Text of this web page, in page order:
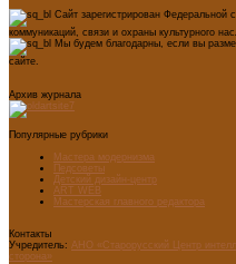
Сайт зарегистрирован Федеральной
коммуникаций, связи и охраны культурного
Мы будем благодарны, если вы
сайте.
Архив журнала
Популярные рубрики
Мастера модернизма
Педсоветы
Детский дизайн-центр
ART WEB
Мастерская главного редактора
Контакты
Учредитель: АНО «Старорусский Центр
сторона»